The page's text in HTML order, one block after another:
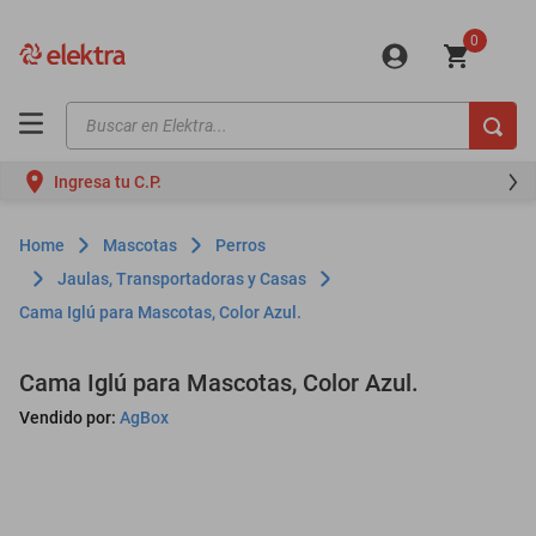
0
Buscar en Elektra...
Ingresa tu C.P.
Mascotas
Perros
Jaulas, Transportadoras y Casas
Cama Iglú para Mascotas, Color Azul.
Cama Iglú para Mascotas, Color Azul.
Vendido por: AgBox
motos
moto
celulares
iphones